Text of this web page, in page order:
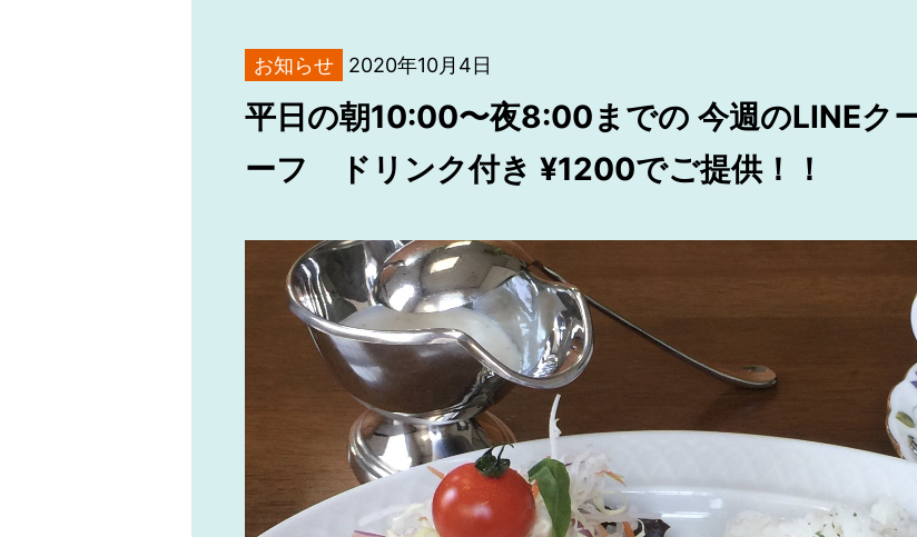
お知らせ 2020年10月4日
平日の朝10:00〜夜8:00までの 今週のLINEク
ーフ ドリンク付き ¥1200でご提供！！